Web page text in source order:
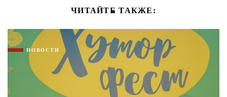
ЧИТАЙТЕ ТАКЖЕ:
НОВОСТИ